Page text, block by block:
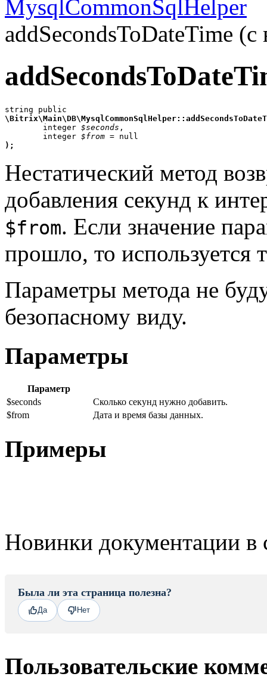
MysqlCommonSqlHelper
addSecondsToDateTime
integer $seconds ,
	integer
$from
);
Нестатический метод
добавления секунд к
$from. Если значение
прошло, то используется
Параметры метода не
безопасному виду.
Параметры
Параметр
$seconds
Сколько секунд нужно добавить.
$from
Дата и время базы данных.
Примеры
Новинки документации в
Была ли эта страница полезна?
Да Нет
Пользовательские